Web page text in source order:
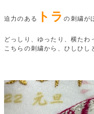
迫力のある トラの刺繍が
どっしり、ゆったり、横たわ
こちらの刺繍から、ひしひし